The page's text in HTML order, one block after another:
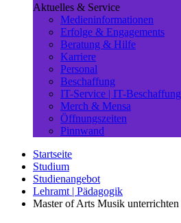
Aktuelles & Service
Medieninformationen
Erfolge & Engagements
Beratung & Hilfe
Karriere
Personal
Beschaffung
IT-Service | IT-Beschaffung
Merch & Mensa
Öffnungszeiten
Pinnwand
Startseite
Studium
Studienangebot
Lehramt | Pädagogik
Master of Arts Musik